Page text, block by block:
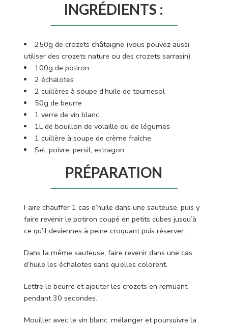
INGRÉDIENTS :
250g de crozets châtaigne (vous pouvez aussi
utiliser descrozets nature ou descrozets sarrasin)
100g de potiron
2 échalotes
2 cuillères à soupe d’huile de tournesol
50g de beurre
1 verre de vin blanc
1L de bouillon de volaille ou de légumes
1 cuillère à soupe de crème fraîche
Sel, poivre, persil, estragon
PRÉPARATION
Faire chauffer 1 cas d’huile dans une sauteuse, puis y
faire revenir le potiron coupé en petits cubes jusqu’à
ce qu’il deviennes à peine croquant puis réserver.
Dans la même sauteuse, faire revenir dans une cas
d’huile les échalotes sans qu’elles colorent.
Lettre le beurre et ajouter les crozets en remuant
pendant 30 secondes.
Mouiller avec le vin blanc, mélanger et poursuivre la